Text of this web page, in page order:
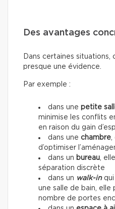
Des avantages
Dans certaines
presque une évidence.
Par exemple :
dans une petite
minimise les conflits
en raison du gain
dans une chambre
d’optimiser
dans un bureau ,
séparation discrète
dans un walk-inqui
une salle de bain,
nombre de portes